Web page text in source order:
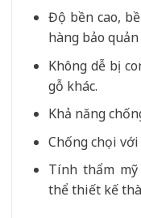
Độ bền cao,
hàng bảo
Không dễ bị
gỗ khác.
Khả năng
Chống chọi
Tính thẩm mỹ
thể thiết kế